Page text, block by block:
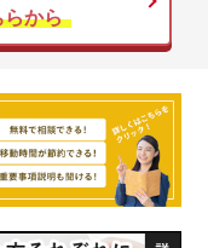
らから